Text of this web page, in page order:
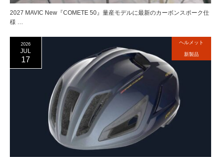
2027 MAVIC New『COMETE 50』量産モデルに最新のカーボンスポーク仕
様 …
2026
JUL
17
ヘルメット
新製品